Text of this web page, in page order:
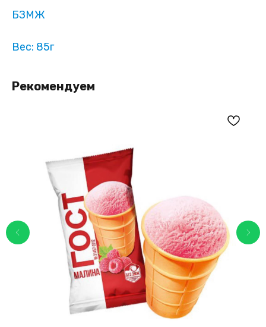
БЗМЖ
Вес: 85г
Рекомендуем